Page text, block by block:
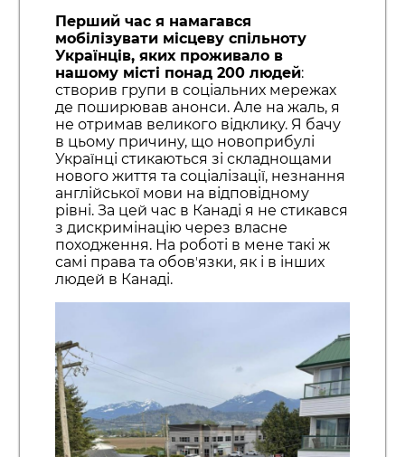
Перший час я намагався
мобілізувати місцеву спільноту
Українців, яких проживало в
нашому місті понад 200 людей:
створив групи в соціальних мережах
де поширював анонси. Але на жаль, я
не отримав великого відклику. Я бачу
в цьому причину, що новоприбулі
Українці стикаються зі складнощами
нового життя та соціалізації, незнання
англійської мови на відповідному
рівні. За цей час в Канаді я не стикався
з дискримінацію через власне
походження. На роботі в мене такі ж
самі права та обовʼязки, як і в інших
людей в Канаді.